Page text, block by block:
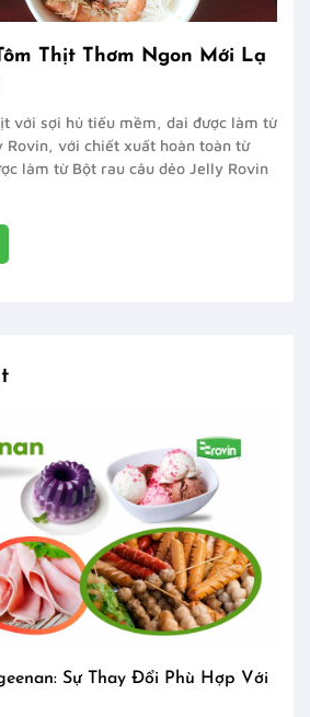
Thịt Thơm Ngon Mới Lạ
với sợi hủ tiếu mềm, dai được làm từ
Rovin, với chiết xuất hoàn toàn từ
làm từ Bột rau câu dẻo Jelly Rovin
Sự Thay Đổi Phù Hợp Với